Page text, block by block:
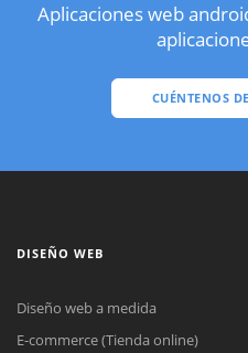
Aplicaciones web
CUÉNTENOS
DISEÑO WEB
Diseño web a medida
E-commerce (Tienda online)